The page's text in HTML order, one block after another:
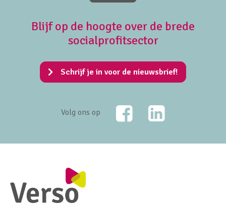
Blijf op de hoogte over de brede
socialprofitsector
Schrijf je in voor de nieuwsbrief!
Volg ons op
FacebookLinkedIn